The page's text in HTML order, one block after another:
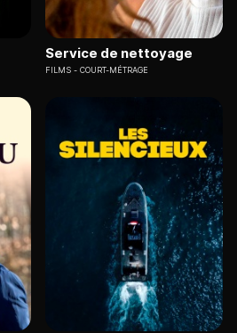
Service de nettoyage
FILMS COURT-MÉTRAGE